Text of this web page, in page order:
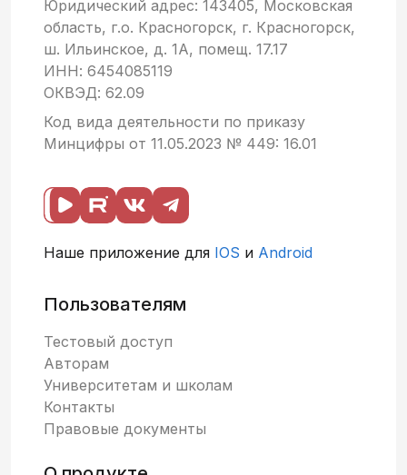
Юридический адрес: 143405, Московская
область, г.о. Красногорск, г. Красногорск,
ш. Ильинское, д. 1А, помещ. 17.17
ИНН: 6454085119
ОКВЭД: 62.09
Код вида деятельности по приказу
Минцифры от 11.05.2023 № 449: 16.01
Наше приложение для IOS и Android
Пользователям
Тестовый доступ
Авторам
Университетам и школам
Контакты
Правовые документы